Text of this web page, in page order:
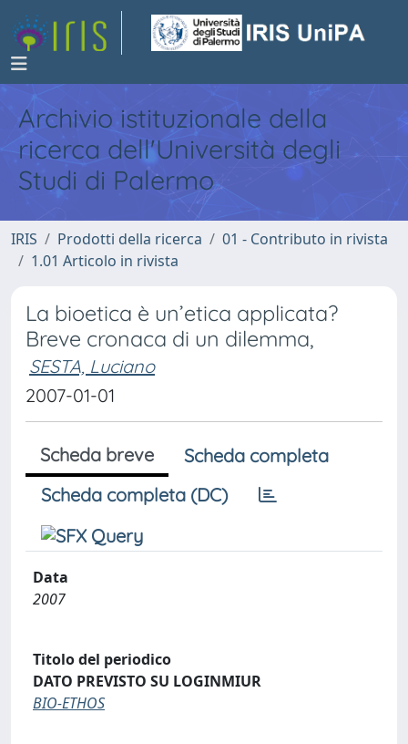
Archivio istituzionale della
ricerca dell'Università degli
Studi di Palermo
IRIS Prodotti della ricerca
01 - Contributo in rivista
1.01 Articolo in rivista
La bioetica è un’etica applicata?
Breve cronaca di un dilemma,
SESTA, Luciano
2007-01-01
Scheda breve
Scheda completa
Scheda completa (DC)
Data
2007
Titolo del periodico
DATO PREVISTO SU LOGINMIUR
BIO-ETHOS